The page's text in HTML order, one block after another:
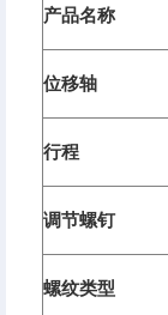
产品名称
位移轴
行程
调节螺钉
螺纹类型